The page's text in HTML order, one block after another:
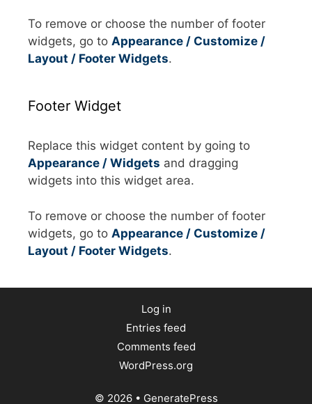
To remove or choose the number of footer
widgets, go to Appearance / Customize /
Layout / Footer Widgets.
Footer Widget
Replace this widget content by going to
Appearance / Widgets and dragging
widgets into this widget area.
To remove or choose the number of footer
widgets, go to Appearance / Customize /
Layout / Footer Widgets.
Log in
Entries feed
Comments feed
WordPress.org
© 2026• GeneratePress